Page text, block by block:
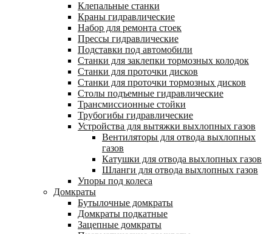
Клепальные станки
Краны гидравлические
Набор для ремонта стоек
Прессы гидравлические
Подставки под автомобили
Станки для заклепки тормозных колодок
Станки для проточки дисков
Станки для проточки тормозных дисков
Столы подъемные гидравлические
Трансмиссионные стойки
Трубогибы гидравлические
Устройства для вытяжки выхлопных газов
Вентиляторы для отвода выхлопных
газов
Катушки для отвода выхлопных газов
Шланги для отвода выхлопных газов
Упоры под колеса
Домкраты
Бутылочные домкраты
Домкраты подкатные
Зацепные домкраты